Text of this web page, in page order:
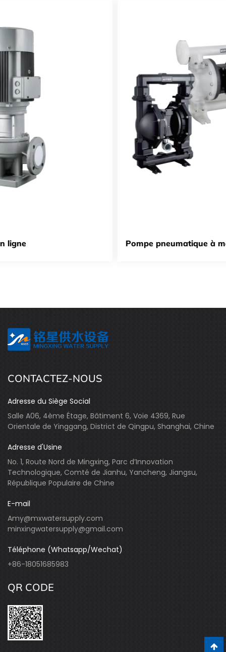
Pompe pneumatique à membrane
CONTACTEZ-NOUS
Adresse du Siège Social
Salle A06, 4ème Étage, Bâtiment 6, Voie 4369, Rue
Orientale de Yinggang, District de Qingpu, Shanghai, Chine
Adresse d'Usine
No. 1, Route Nord de Mingxing, Parc d’Innovation
Technologique, Comté de Jianhu, Yancheng, Jiangsu,
République Populaire de Chine
E-mail
Amy@mxwatersupply.com
minxingwatersupply@gmail.com
Téléphone (Whatsapp/Wechat)
+86-18051685983
QR CODE